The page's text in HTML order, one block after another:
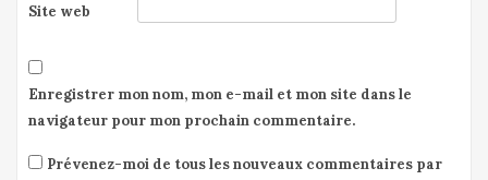
Site web
Enregistrer mon nom, mon e-mail et mon site dans le
navigateur pour mon prochain commentaire.
Prévenez-moi de tous les nouveaux commentaires par